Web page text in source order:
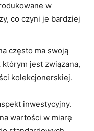
w
co czyni je bardziej
często ma swoją
jest związana,
kolekcjonerskiej.
inwestycyjny.
wartości w miarę